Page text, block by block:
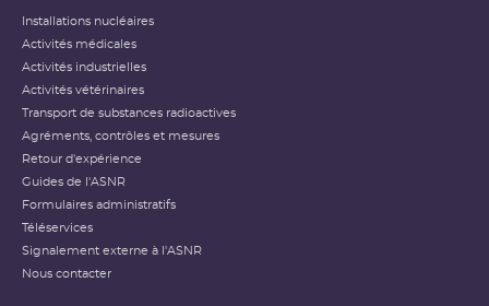
Installations nucléaires
Activités médicales
Activités industrielles
Activités vétérinaires
Transport de substances radioactives
Agréments, contrôles et mesures
Retour d'expérience
Guides de l'ASNR
Formulaires administratifs
Téléservices
Signalement externe à l'ASNR
Nous contacter